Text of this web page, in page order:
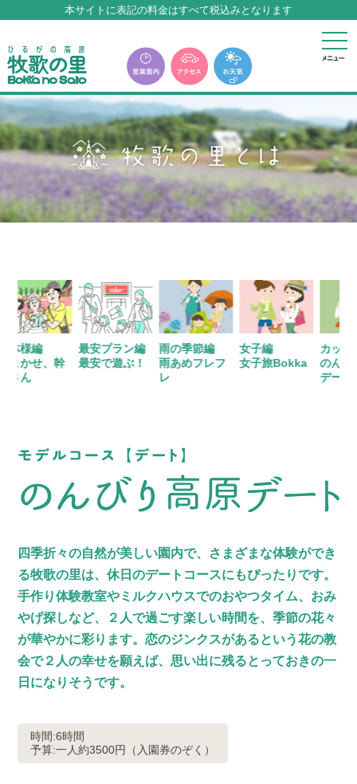
牧歌の里温泉『牧華』は12月中旬まで休館いたします。
編
せ、幹
最安プラン編
最安で遊ぶ！
雨の季節編
雨あめフレフ
女子編
女子旅Bokka
カップル編
のんびり高
デート
四季折々の自然が美しい園内で、さまざまな体験ができ
る牧歌の里は、休日のデートコースにもぴったりです。
手作り体験教室やミルクハウスでのおやつタイム、おみ
やげ探しなど、
２人で過ごす楽しい時間を、季節の花々
が華やかに彩ります。恋のジンクスがあるという花の教
会で２人の幸せを願えば、思い出に残るとっておきの一
日になりそうです。
時間:6時間
予算:一人約3500円（入園券のぞく）